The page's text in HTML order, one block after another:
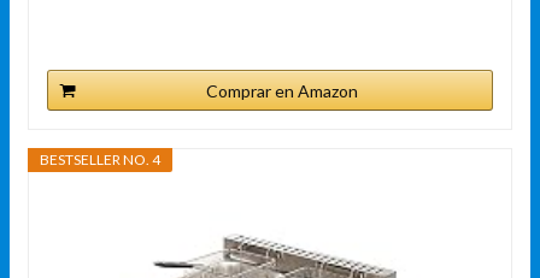
Comprar en Amazon
BESTSELLER NO. 4